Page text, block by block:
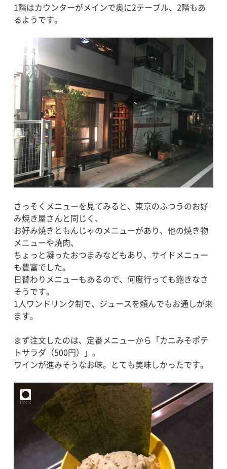
1階はカウンターがメインで奥に2テーブル、2階もあ
るようです。
さっそくメニューを見てみると、東京のふつうのお好
み焼き屋さんと同じく、
お好み焼きともんじゃのメニューがあり、他の焼き物
メニューや焼肉、
ちょっと凝ったおつまみなどもあり、サイドメニュー
も豊富でした。
日替わりメニューもあるので、何度行っても飽きなさ
そうです。
1人ワンドリンク制で、ジュースを頼んでもお通しが来
ます。
まず注文したのは、定番メニューから「カニみそポテ
トサラダ（500円）」。
ワインが進みそうなお味。とても美味しかったです。